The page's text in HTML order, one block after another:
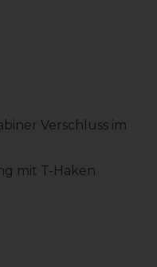
Verschluss im
mit T-Haken